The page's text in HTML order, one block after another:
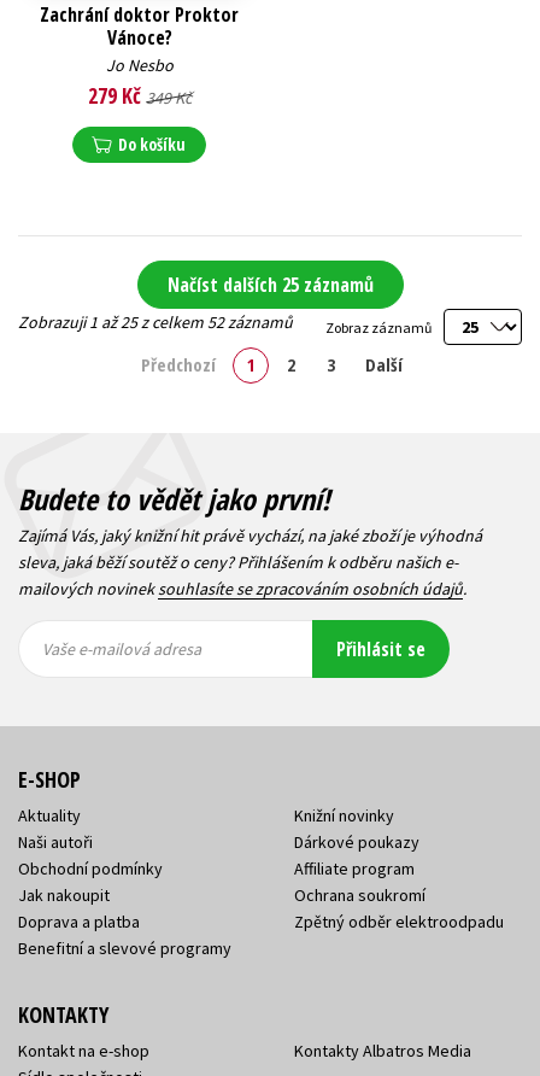
Zachrání doktor Proktor
Vánoce?
Jo Nesbo
279 Kč 349 Kč
Do košíku
Načíst dalších 25 záznamů
Zobraz záznamů
Zobrazuji 1 až 25 z celkem 52 záznamů
Předchozí 1 2 3 Další
Budete to vědět jako první!
Zajímá Vás, jaký knižní hit právě vychází, na jaké zboží je výhodná
sleva, jaká běží soutěž o ceny? Přihlášením k odběru našich e-
mailových novineksouhlasíte se zpracováním osobních údajů.
mailová
mailová
Vaše e-mailová adresa Přihlásit se
E-SHOP
Aktuality
Naši autoři
Obchodní podmínky
Jak nakoupit
Doprava a platba
Benefitní a slevové programy
Knižní novinky
Dárkové poukazy
Affiliate program
Ochrana soukromí
Zpětný odběr elektroodpadu
KONTAKTY
Kontakt na e-shop
Kontakty Albatros Media